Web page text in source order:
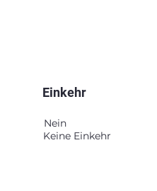
Einkehr
Nein
Keine Einkehr